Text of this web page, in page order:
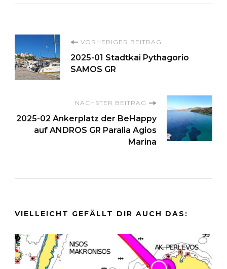
Beitragsnavigation
VORHERIGER BEITRAG
2025-01 Stadtkai Pythagorio
SAMOS GR
NÄCHSTER BEITRAG
2025-02 Ankerplatz der BeHappy
auf ANDROS GR Paralia Agios
Marina
VIELLEICHT GEFÄLLT DIR AUCH DAS: